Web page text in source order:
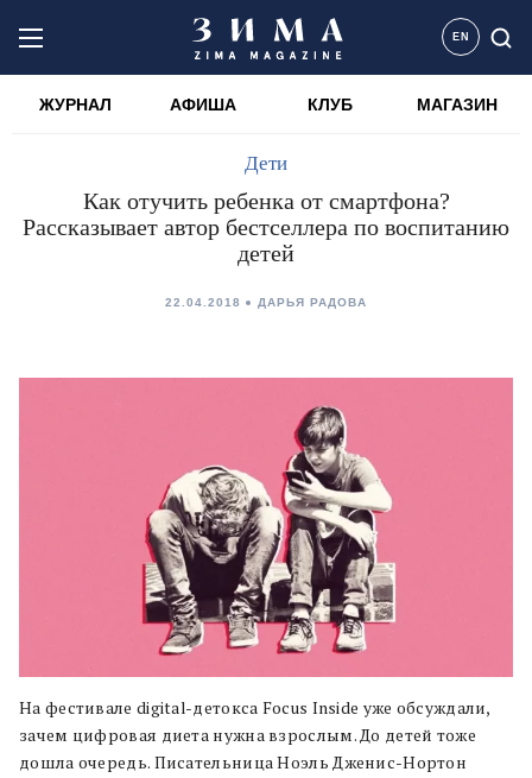
EN
ЖУРНАЛ АФИША КЛУБ МАГАЗИН
Дети
Как отучить ребенка от смартфона?
Рассказывает автор бестселлера по воспитанию
детей
22.04.2018 ДАРЬЯ РАДОВА
На фестивале digital-детокса Focus Inside уже обсуждали,
зачем цифровая диета нужна взрослым. До детей тоже
дошла очередь. Писательница Ноэль Дженис-Нортон